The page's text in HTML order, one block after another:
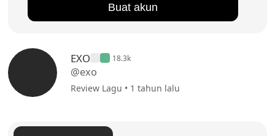
Buat akun
EXO 18.3k
@exo
Review Lagu • 1 tahun lalu